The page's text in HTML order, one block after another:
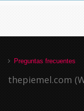
Preguntas frecuentes
thepiemel.com